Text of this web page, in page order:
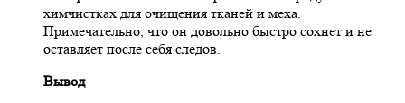
химчистках для очищения тканей и меха.
Примечательно, что он довольно быстро сохнет и не
оставляет после себя следов.
Вывод